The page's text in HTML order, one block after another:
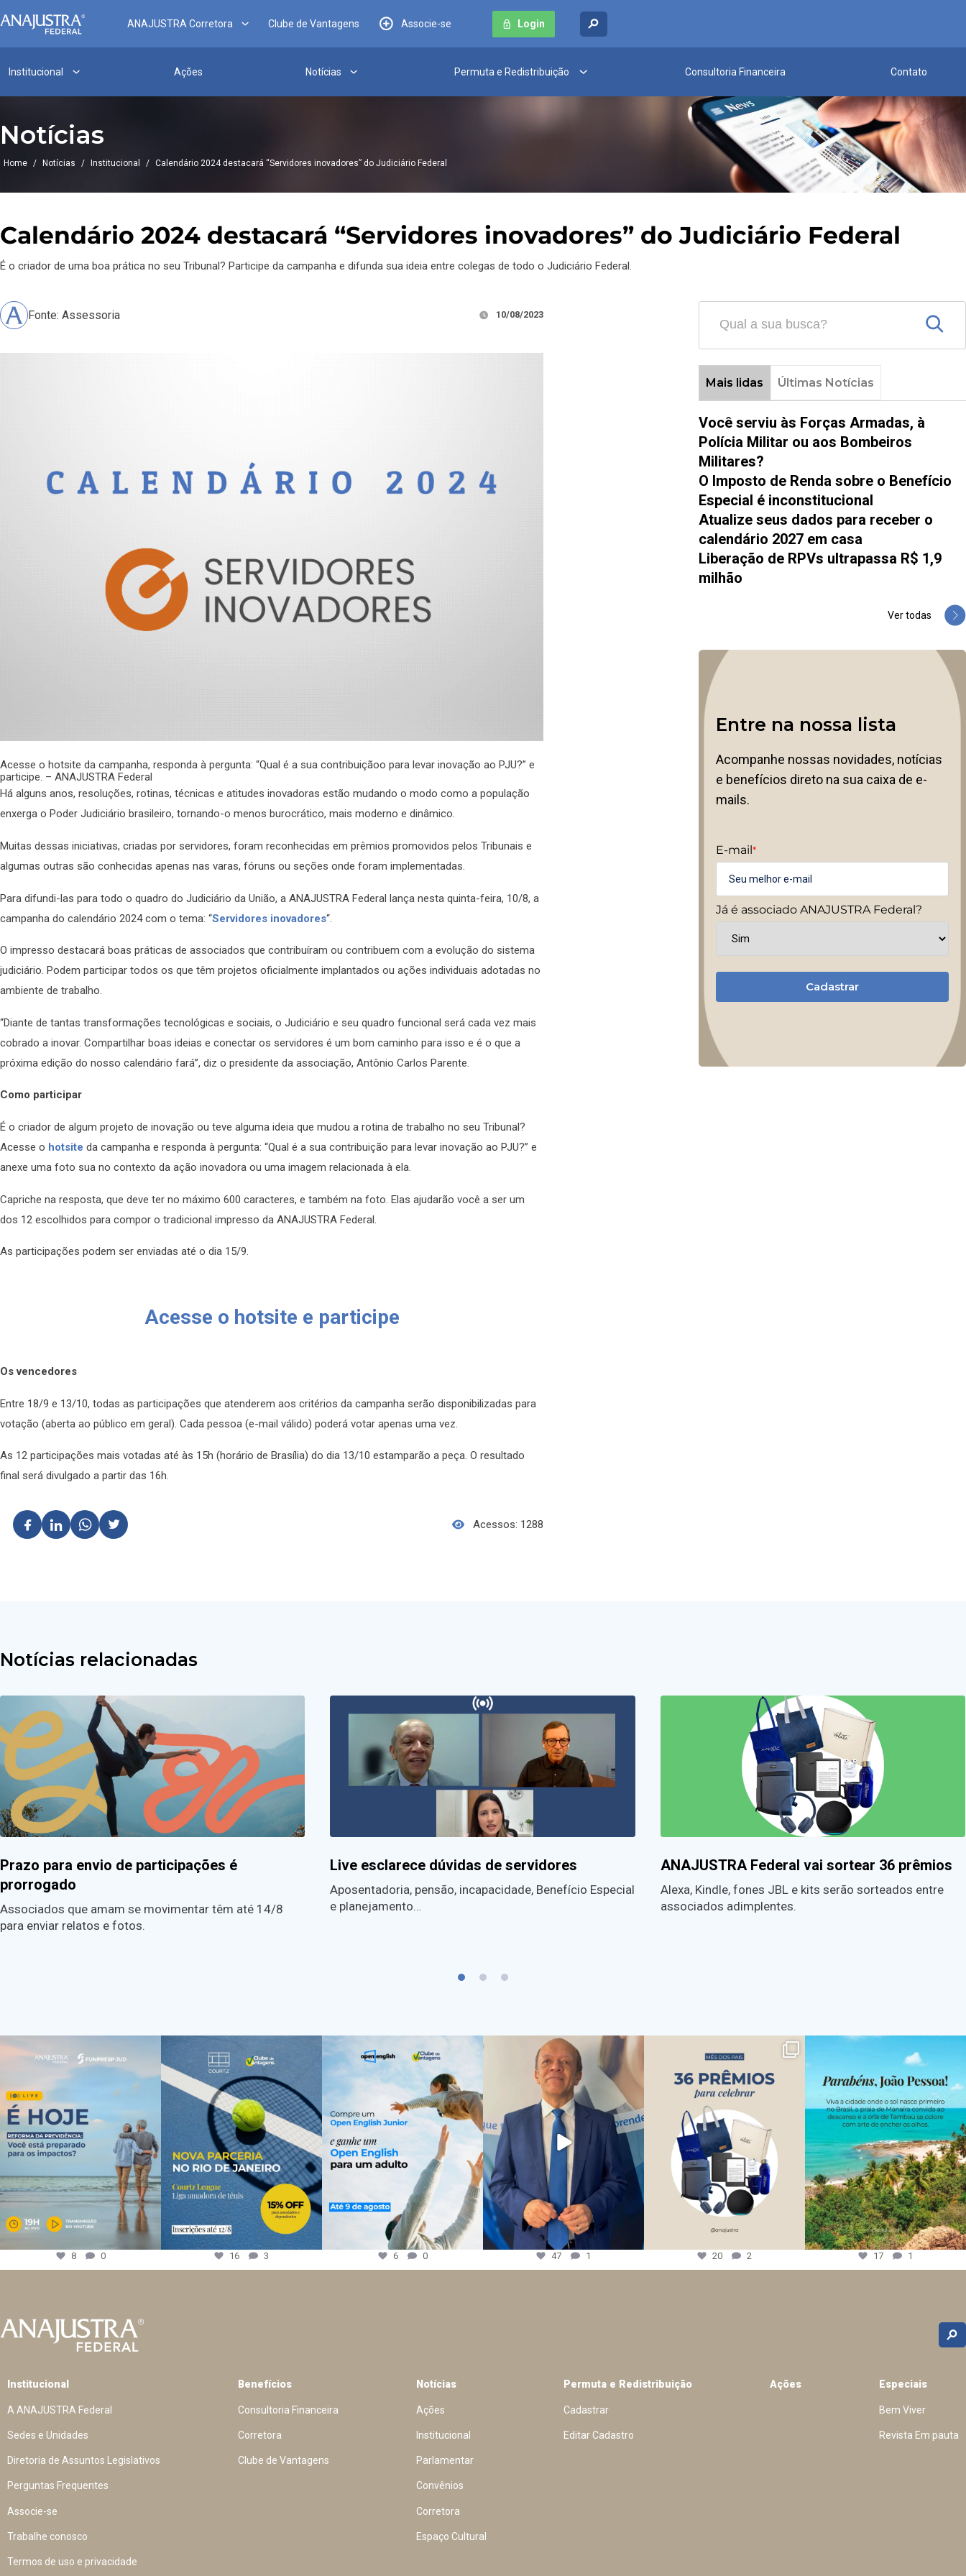
ANAJUSTRA Corretora Clube de Vantagens Associe-se Login
Institucional Ações Notícias Permuta e Redistribuição Consultoria Financeira Contato
Notícias
Home / Notícias / Institucional / Calendário 2024 destacará “Servidores inovadores” do Judiciário Federal
Calendário 2024 destacará “Servidores inovadores” do Judiciário Federal
É o criador de uma boa prática no seu Tribunal? Participe da campanha e difunda sua ideia entre colegas de todo o Judiciário Federal.
Fonte: Assessoria 10/08/2023
Acesse o hotsite da campanha, responda à pergunta: “Qual é a sua contribuiçãoo para levar inovação ao PJU?” e
participe. – ANAJUSTRA Federal
Há alguns anos, resoluções, rotinas, técnicas e atitudes inovadoras estão mudando o modo como a população
enxerga o Poder Judiciário brasileiro, tornando-o menos burocrático, mais moderno e dinâmico.
Muitas dessas iniciativas, criadas por servidores, foram reconhecidas em prêmios promovidos pelos Tribunais e
algumas outras são conhecidas apenas nas varas, fóruns ou seções onde foram implementadas.
Para difundi-las para todo o quadro do Judiciário da União, a ANAJUSTRA Federal lança nesta quinta-feira, 10/8, a
campanha do calendário 2024 com o tema: “Servidores inovadores“.
O impresso destacará boas práticas de associados que contribuíram ou contribuem com a evolução do sistema
judiciário. Podem participar todos os que têm projetos oficialmente implantados ou ações individuais adotadas no
ambiente de trabalho.
“Diante de tantas transformações tecnológicas e sociais, o Judiciário e seu quadro funcional será cada vez mais
cobrado a inovar. Compartilhar boas ideias e conectar os servidores é um bom caminho para isso e é o que a
próxima edição do nosso calendário fará”, diz o presidente da associação, Antônio Carlos Parente.
Como participar
É o criador de algum projeto de inovação ou teve alguma ideia que mudou a rotina de trabalho no seu Tribunal?
Acesse o hotsite da campanha e responda à pergunta: “Qual é a sua contribuição para levar inovação ao PJU?” e
anexe uma foto sua no contexto da ação inovadora ou uma imagem relacionada à ela.
Capriche na resposta, que deve ter no máximo 600 caracteres, e também na foto. Elas ajudarão você a ser um
dos 12 escolhidos para compor o tradicional impresso da ANAJUSTRA Federal.
As participações podem ser enviadas até o dia 15/9.
Acesse o hotsite e participe
Os vencedores
Entre 18/9 e 13/10, todas as participações que atenderem aos critérios da campanha serão disponibilizadas para
votação (aberta ao público em geral). Cada pessoa (e-mail válido) poderá votar apenas uma vez.
As 12 participações mais votadas até às 15h (horário de Brasília) do dia 13/10 estamparão a peça. O resultado
final será divulgado a partir das 16h.
Acessos: 1288
Mais lidas Últimas Notícias
Você serviu às Forças Armadas, à
Polícia Militar ou aos Bombeiros
Militares?
O Imposto de Renda sobre o Benefício
Especial é inconstitucional
Atualize seus dados para receber o
calendário 2027 em casa
Liberação de RPVs ultrapassa R$ 1,9
milhão
Ver todas
Entre na nossa lista
Acompanhe nossas novidades, notícias
e benefícios direto na sua caixa de e-
mails.
E-mail *
Já é associado ANAJUSTRA Federal?
Cadastrar
Notícias relacionadas
Prazo para envio de participações é
prorrogado
Associados que amam se movimentar têm até 14/8
para enviar relatos e fotos.
Live esclarece dúvidas de servidores
Aposentadoria, pensão, incapacidade, Benefício Especial
e planejamento…
ANAJUSTRA Federal vai sortear 36 prêmios
Alexa, Kindle, fones JBL e kits serão sorteados entre
associados adimplentes.
8 0 16 3 6 0 47 1 20 2 17 1
Institucional
A ANAJUSTRA Federal
Sedes e Unidades
Diretoria de Assuntos Legislativos
Perguntas Frequentes
Associe-se
Trabalhe conosco
Termos de uso e privacidade
Benefícios
Consultoria Financeira
Corretora
Clube de Vantagens
Notícias
Ações
Institucional
Parlamentar
Convênios
Corretora
Espaço Cultural
Permuta e Redistribuição
Cadastrar
Editar Cadastro
Ações Especiais
Bem Viver
Revista Em pauta